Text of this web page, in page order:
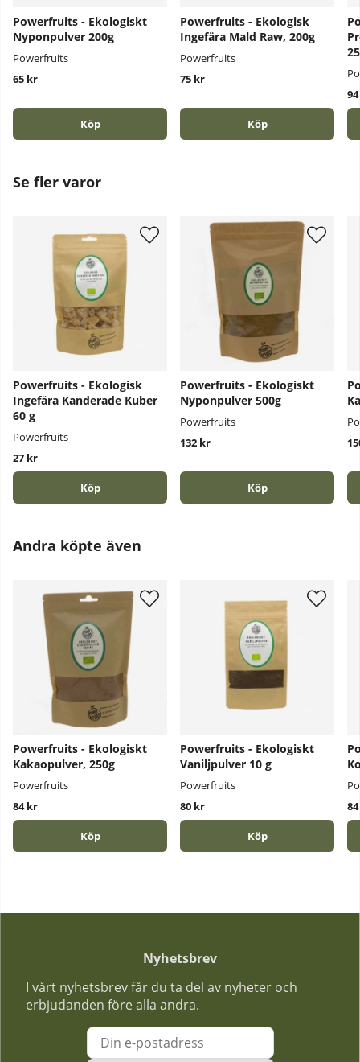
Powerfruits - Ekologiskt
Nyponpulver 200g
Powerfruits
65 kr
Köp
Powerfruits - Ekologisk
Ingefära Mald Raw, 200g
Powerfruits
75 kr
Köp
Se fler varor
Powerfruits - Ekologisk
Ingefära Kanderade Kuber
60 g
Powerfruits
27 kr
Köp
Powerfruits - Ekologiskt
Nyponpulver 500g
Powerfruits
132 kr
Köp
Andra köpte även
Powerfruits - Ekologiskt
Kakaopulver, 250g
Powerfruits
84 kr
Köp
Powerfruits - Ekologiskt
Vaniljpulver 10 g
Powerfruits
80 kr
Köp
Nyhetsbrev
I vårt nyhetsbrev får du ta del av nyheter och
erbjudanden före alla andra.